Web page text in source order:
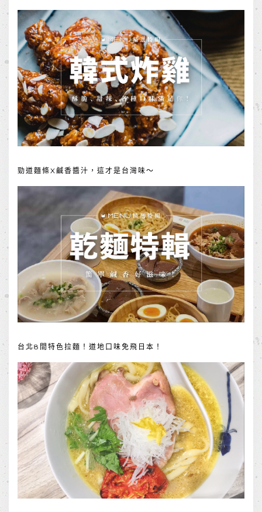
勁道麵條X鹹香醬汁，這才是台灣味～
台北8間特色拉麵！道地口味免飛日本！